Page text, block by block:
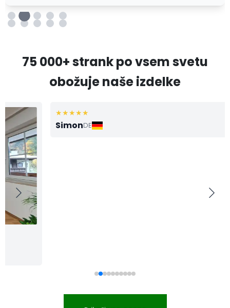
75 000+ strank po vsem svetu
obožuje naše izdelke